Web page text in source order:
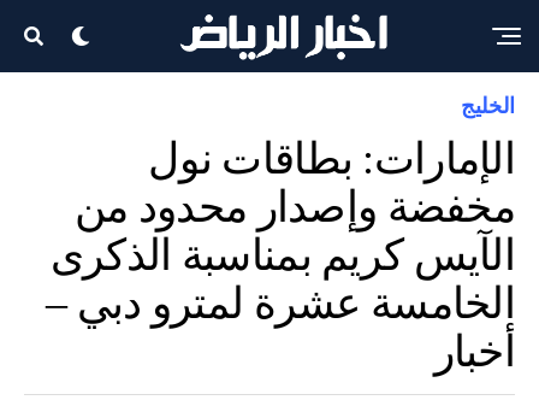
الخليج
الإمارات: بطاقات نول
مخفضة وإصدار محدود من
الآيس كريم بمناسبة الذكرى
الخامسة عشرة لمترو دبي –
أخبار